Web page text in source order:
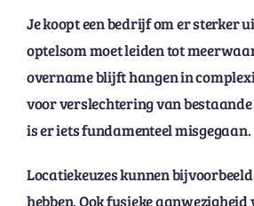
Je koopt een bedrijf om er sterker
optelsom moet leiden tot
overname blijft hangen in
voor verslechtering van
is er iets fundamenteel misgegaan.
Locatiekeuzes kunnen
hebben. Ook fysieke aanwezigheid